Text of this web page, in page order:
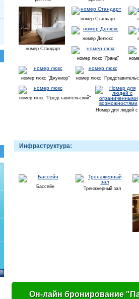
номер Стандарт
номер Стандарт
номер Делюкс
номер люкс "Гранд"
номер люкс "Джуниор" номер люкс
номер люкс "Представительский"
Номер для людей с
Инфраструктура:
Бассейн Тренажерный зал
Он-лайн бронирование